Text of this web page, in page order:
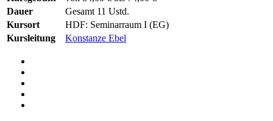
Dauer
Gesamt 11 Ustd.
Kursort
HDF: Seminarraum I (EG)
Kursleitung
Konstanze Ebel